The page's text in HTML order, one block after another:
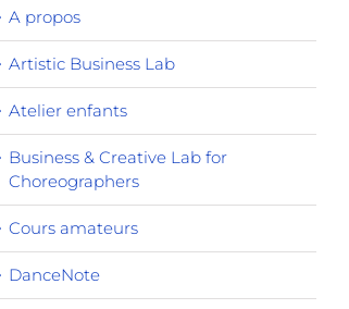
A propos
Artistic Business Lab
Atelier enfants
Business & Creative Lab for
Choreographers
Cours amateurs
DanceNote